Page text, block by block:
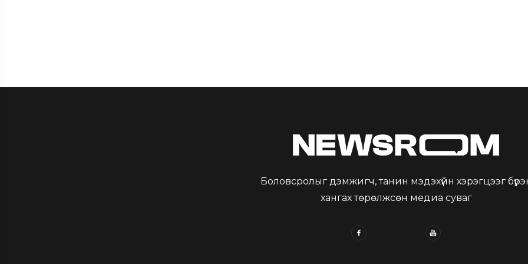
Боловсролыг дэмжигч, танин мэдэхүйн хэрэгцээг
хангах төрөлжсөн медиа суваг